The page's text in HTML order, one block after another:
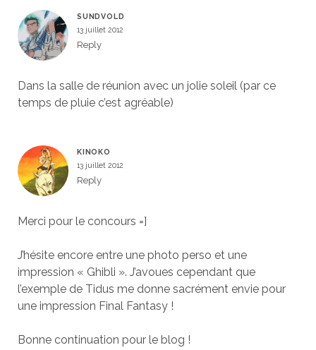
SUNDVOLD
13 juillet 2012
Reply
Dans la salle de réunion avec un jolie soleil (par ce
temps de pluie c’est agréable)
KINOKO
13 juillet 2012
Reply
Merci pour le concours =]
J’hésite encore entre une photo perso et une
impression « Ghibli ». J’avoues cependant que
l’exemple de Tidus me donne sacrément envie pour
une impression Final Fantasy !
Bonne continuation pour le blog !